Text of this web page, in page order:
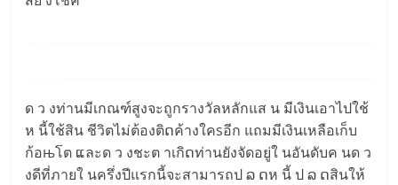
ด ว งท่านมีเกณฑ์สูงจะถูกรางวัลหลักแส น มีเงินเอาไปใช้
ห นี้ใช้สิน ชีวิตไม่ต้องติດค้างใคsอีก แถมมีเงินเหลือเก็บ
ก้อњโต ແละด ว งชะต าเกิດท่านยังจัดอยู่ใ นอันดับค นด ว
งดีที่ภายใ นครึ่งปีแรกนี้จะสามารถป ລ ດห นี้ ป ລ ດสินให้